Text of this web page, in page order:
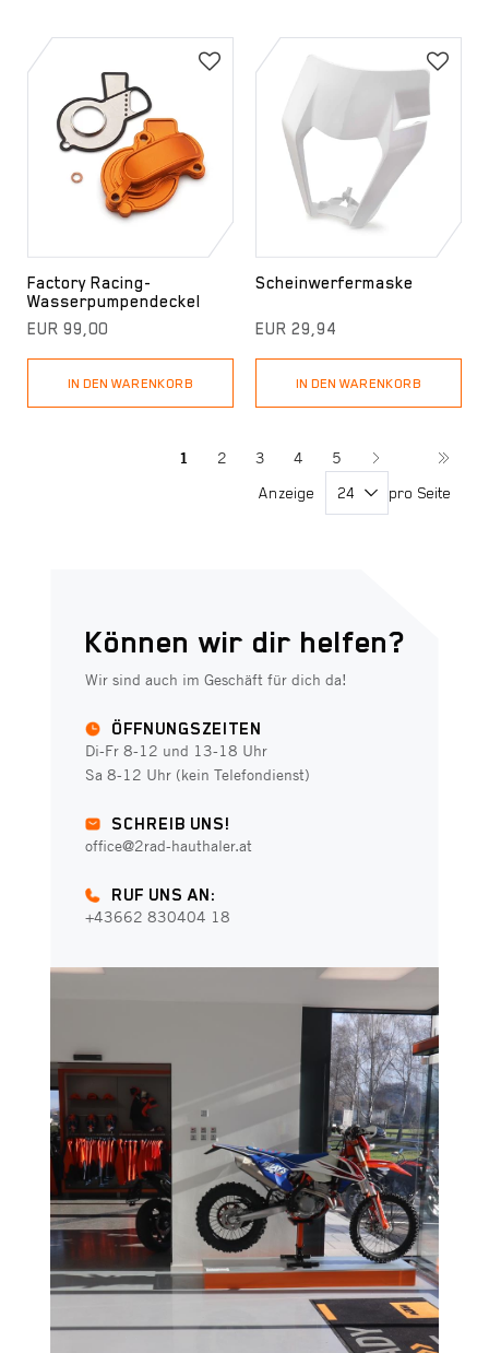
Factory Racing-
Wasserpumpendeckel
EUR 99,00
IN DEN WARENKORB
Scheinwerfermaske
EUR 29,94
IN DEN WARENKORB
1 2 3 4
5
Anzeige
pro Seite
Können wir dir helfen?
Wir sind auch im Geschäft für dich da!
ÖFFNUNGSZEITEN
Di-Fr 8-12 und 13-18 Uhr
Sa 8-12 Uhr (kein Telefondienst)
SCHREIB UNS!
office@2rad-hauthaler.at
RUF UNS AN:
+43662 830404 18